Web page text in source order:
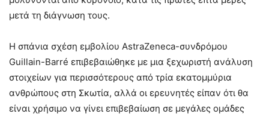
μετά τη διάγνωση τους.
Η σπάνια σχέση εμβολίου AstraZeneca-συνδρόμου
Guillain-Barré επιβεβαιώθηκε με μια ξεχωριστή ανάλυση
στοιχείων για περισσότερους από τρία εκατομμύρια
ανθρώπους στη Σκωτία, αλλά οι ερευνητές είπαν ότι θα
είναι χρήσιμο να γίνει επιβεβαίωση σε μεγάλες ομάδες